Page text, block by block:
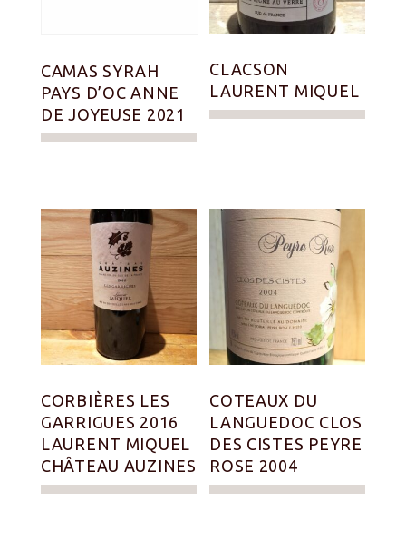
CAMAS SYRAH
PAYS D’OC ANNE
DE JOYEUSE 2021
CLACSON
LAURENT MIQUEL
CORBIÈRES LES
GARRIGUES 2016
LAURENT MIQUEL
CHÂTEAU AUZINES
COTEAUX DU
LANGUEDOC CLOS
DES CISTES PEYRE
ROSE 2004